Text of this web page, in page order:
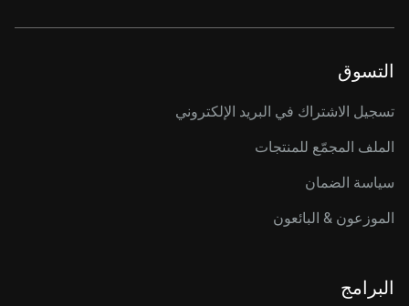
التسوق
تسجيل الاشتراك في البريد الإلكتروني
الملف المجمّع للمنتجات
سياسة الضمان
الموزعون & البائعون
البرامج